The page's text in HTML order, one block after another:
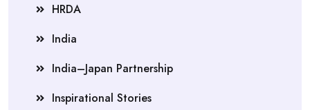
HRDA
India
India–Japan Partnership
Inspirational Stories